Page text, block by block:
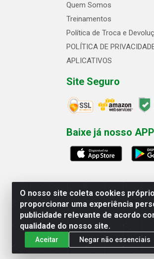
O nosso site coleta cookies
proporcionar uma experiência
publicidade relevante de acordo
qualidade do nosso site.
Aceitar Negar não essenciais
Quem Somos
Treinamentos
Política de Troca e
POLÍTICA DE
APLICATIVOS
Site Seguro
Baixe já nosso APP
Linhavix